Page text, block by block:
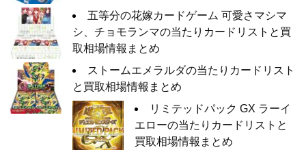
五等分の花嫁カードゲーム 可愛さマシマ
シ、チョモランマの当たりカードリストと買
取相場情報まとめ
ストームエメラルダの当たりカードリスト
と買取相場情報まとめ
リミテッドパック GX ラーイ
エローの当たりカードリストと
買取相場情報まとめ